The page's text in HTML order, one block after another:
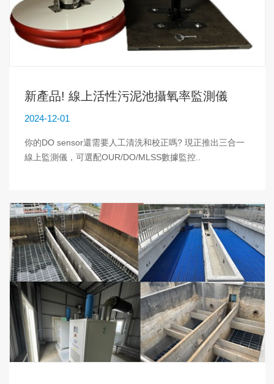
新產品! 線上活性污泥池攝氧率監測儀
2024-12-01
你的DO sensor還需要人工清洗和校正嗎? 現正推出三合一
線上監測儀，可選配OUR/DO/MLSS數據監控..